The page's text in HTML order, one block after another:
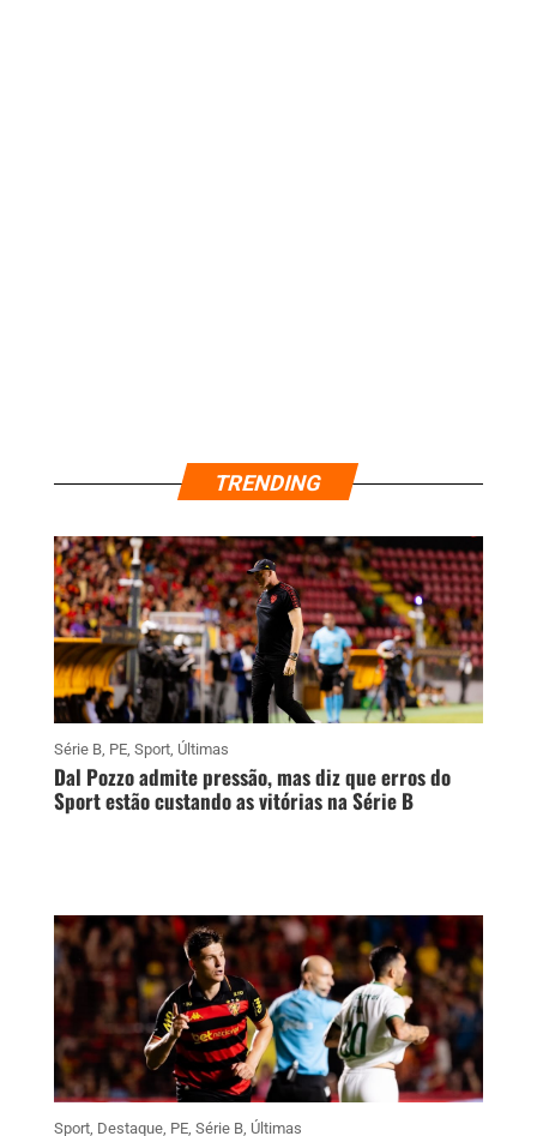
TRENDING
Série B, PE, Sport, Últimas
Dal Pozzo admite pressão, mas diz que erros do
Sport estão custando as vitórias na Série B
Sport, Destaque, PE, Série B, Últimas